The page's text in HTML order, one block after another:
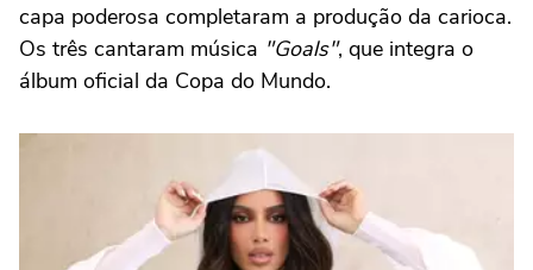
capa poderosa completaram a produção da carioca.
Os três cantaram música "Goals", que integra o
álbum oficial da Copa do Mundo.